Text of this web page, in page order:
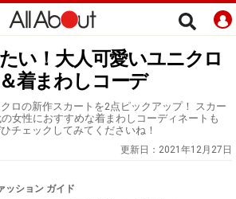
い！大人可愛いユニクロ
着まわしコーデ
ロの新作スカートを2点ピックアップ！ スカー
女性におすすめな着まわしコーディネートも
チェックしてみてくださいね！
更新日： 2021年12月27日
ッション ガイド